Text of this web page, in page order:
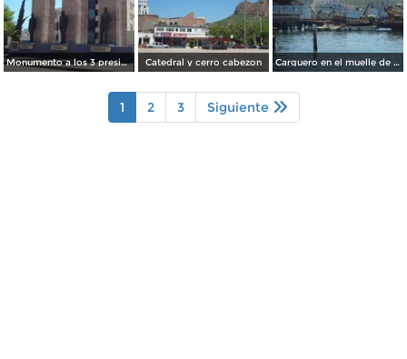
Monumento a los 3 presidentes Catedral y cerro cabezon Carguero en el muelle de Guaymas
1 2 3 Siguiente